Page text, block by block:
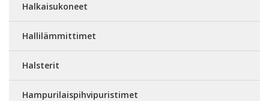
Halkaisukoneet
Hallilämmittimet
Halsterit
Hampurilaispihvipuristimet